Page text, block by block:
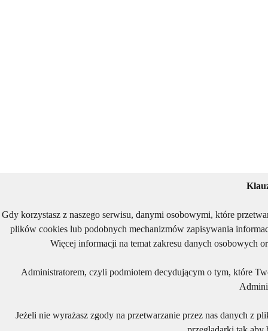
Gdy korzystasz z naszego serwisu, danymi osobowymi, które
plików cookies lub podobnych mechanizmów zapisywania
Więcej informacji na temat zakresu danych osobowych
Administratorem, czyli podmiotem decydującym o tym, które
Jeżeli nie wyrażasz zgody na przetwarzanie przez nas danych z